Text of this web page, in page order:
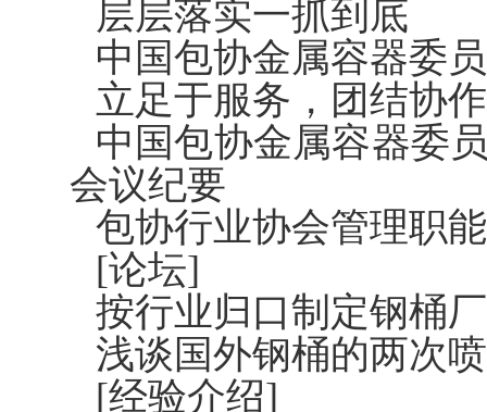
层层落实一抓到底
中国包协金属容器委
立足于服务，团结协
中国包协金属容器委
会议纪要
包协行业协会管理职
[论坛]
按行业归口制定钢桶
浅谈国外钢桶的两次
[经验介绍]